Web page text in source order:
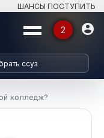
ШАНСЫ ПОСТУПИТЬ
2 
ссуз
колледж?